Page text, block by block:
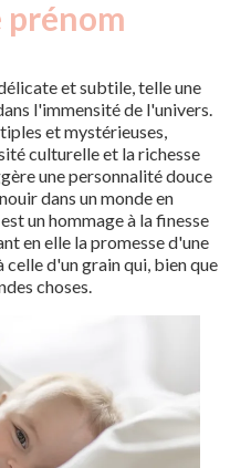
prénom
et subtile, telle une
l'immensité de l'univers.
et mystérieuses,
culturelle et la richesse
une personnalité douce
dans un monde en
un hommage à la finesse
en elle la promesse d'une
d'un grain qui, bien que
choses.